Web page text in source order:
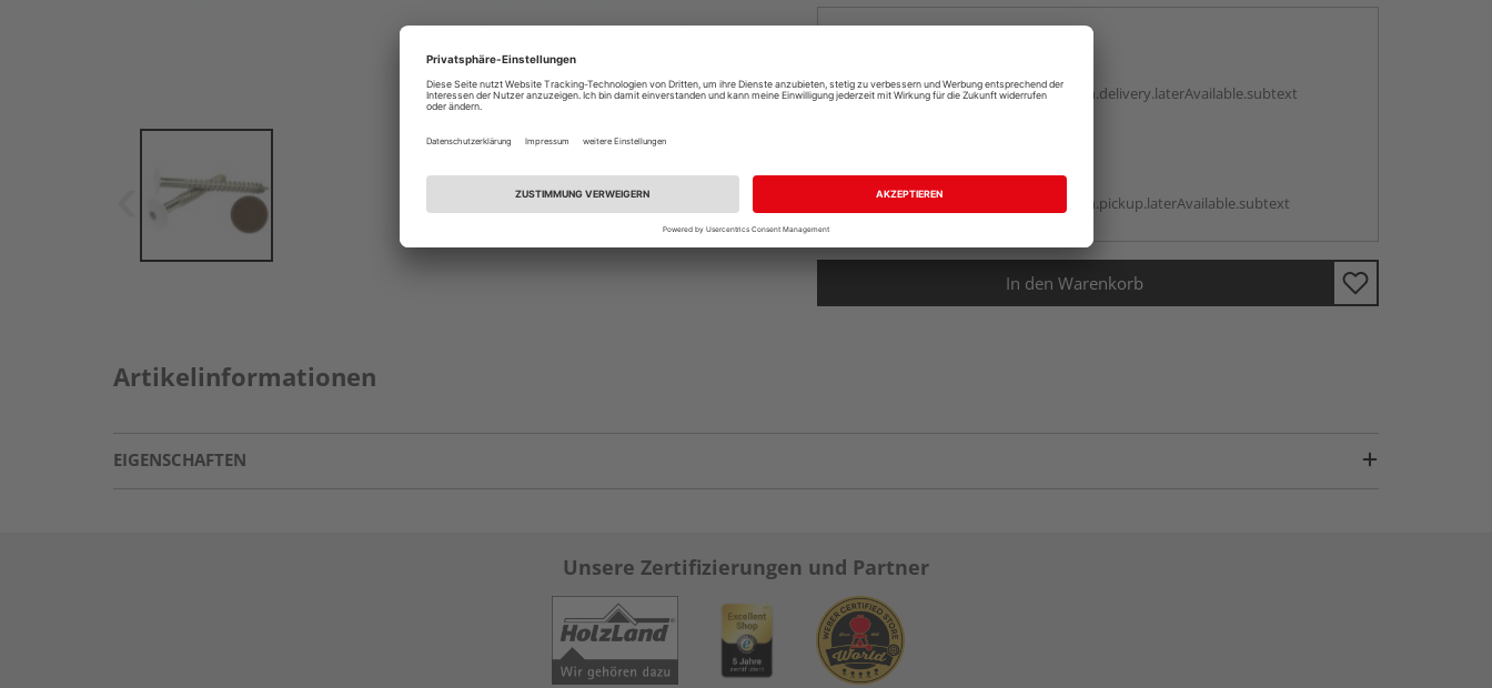
vue.ads.priceMerchantBox.option.delivery.laterAvailable.subtext
vue.ads.priceMerchantBox.option.pickup.laterAvailable.subtext
In den Warenkorb
Artikelinformationen
EIGENSCHAFTEN
Unsere Zertifizierungen und Partner